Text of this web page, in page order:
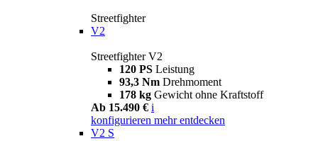
Streetfighter
V2
Streetfighter V2
120 PS Leistung
93,3 Nm Drehmoment
178 kg Gewicht ohne Kraftstoff
Ab 15.490 € i
konfigurieren mehr entdecken
V2 S